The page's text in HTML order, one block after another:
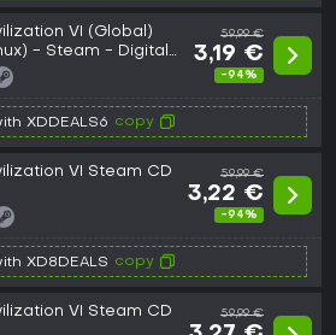
VI (Global)
- Steam - Digital
59,99 €
3,19 €
-94%
XDDEALS6 copy
VI Steam CD
59,99 €
3,22 €
-94%
XD8DEALS copy
VI Steam CD
59,99 €